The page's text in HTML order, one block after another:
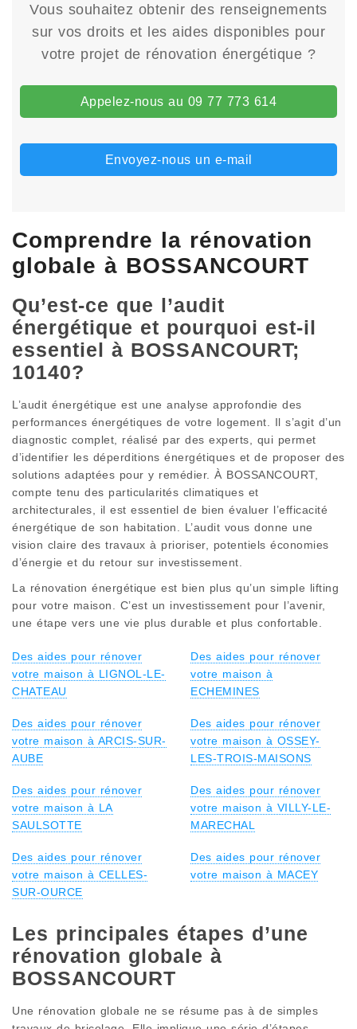
Vous souhaitez obtenir des renseignements
sur vos droits et les aides disponibles pour
votre projet de rénovation énergétique ?
Appelez-nous au 09 77 773 614
Envoyez-nous un e-mail
Comprendre la rénovation
globale à BOSSANCOURT
Qu’est-ce que l’audit
énergétique et pourquoi est-il
essentiel à BOSSANCOURT;
10140?
L’audit énergétique est une analyse approfondie des
performances énergétiques de votre logement. Il s’agit d’un
diagnostic complet, réalisé par des experts, qui permet
d’identifier les déperditions énergétiques et de proposer des
solutions adaptées pour y remédier. À BOSSANCOURT,
compte tenu des particularités climatiques et
architecturales, il est essentiel de bien évaluer l’efficacité
énergétique de son habitation. L’audit vous donne une
vision claire des travaux à prioriser, potentiels économies
d’énergie et du retour sur investissement.
La rénovation énergétique est bien plus qu’un simple lifting
pour votre maison. C’est un investissement pour l’avenir,
une étape vers une vie plus durable et plus confortable.
Des aides pour rénover
votre maison à LIGNOL-LE-
CHATEAU
Des aides pour rénover
votre maison à
ECHEMINES
Des aides pour rénover
votre maison à ARCIS-SUR-
AUBE
Des aides pour rénover
votre maison à OSSEY-
LES-TROIS-MAISONS
Des aides pour rénover
votre maison à LA
SAULSOTTE
Des aides pour rénover
votre maison à VILLY-LE-
MARECHAL
Des aides pour rénover
votre maison à CELLES-
SUR-OURCE
Des aides pour rénover
votre maison à MACEY
Les principales étapes d’une
rénovation globale à
BOSSANCOURT
Une rénovation globale ne se résume pas à de simples